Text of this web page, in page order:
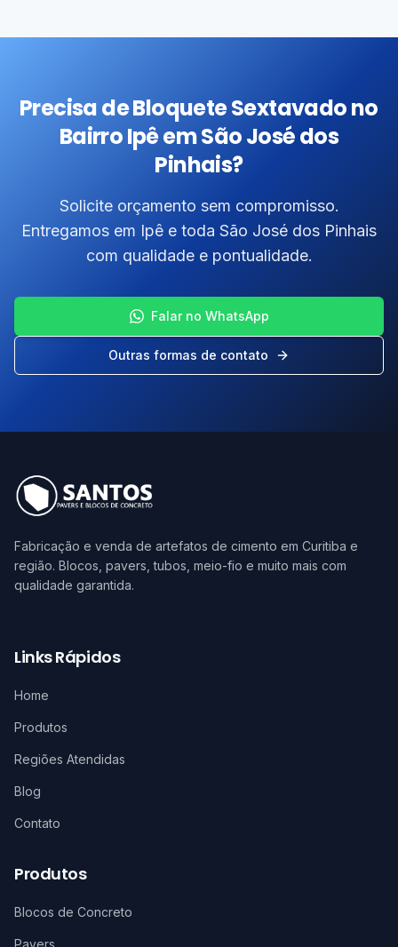
Precisa de Bloquete Sextavado no
Bairro Ipê em São José dos
Pinhais?
Solicite orçamento sem compromisso.
Entregamos em Ipê e toda São José dos Pinhais
com qualidade e pontualidade.
Falar no WhatsApp
Outras formas de contato
Fabricação e venda de artefatos de cimento em Curitiba e
região. Blocos, pavers, tubos, meio-fio e muito mais com
qualidade garantida.
Links Rápidos
Home
Produtos
Regiões Atendidas
Blog
Contato
Produtos
Blocos de Concreto
Pavers